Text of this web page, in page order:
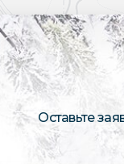
Оставьте